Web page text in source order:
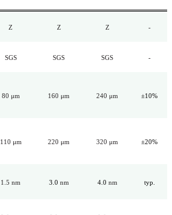
Z Z Z -
SGS SGS SGS -
80 μm 160 μm 240 μm ±10%
110 μm 220 μm 320 μm ±20%
1.5 nm 3.0 nm 4.0 nm typ.